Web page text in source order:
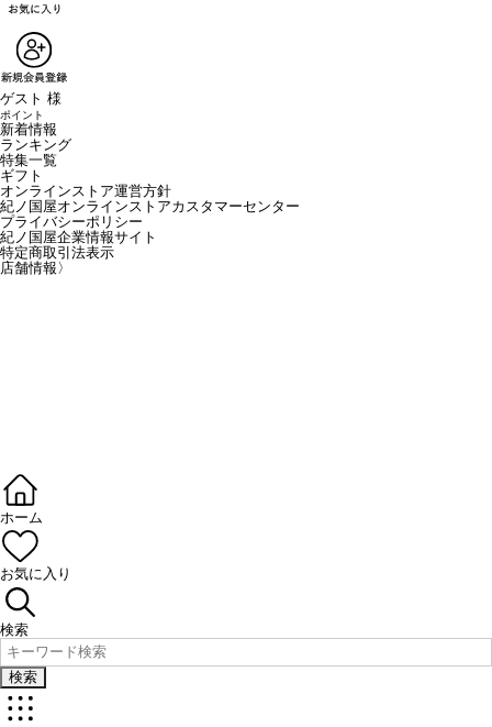
ゲスト 様
ポイント
新着情報
ランキング
特集一覧
ギフト
オンラインストア運営方針
紀ノ国屋オンラインストアカスタマーセンター
プライバシーポリシー
紀ノ国屋企業情報サイト
特定商取引法表示
店舗情報 〉
ホーム
お気に入り
検索
検索